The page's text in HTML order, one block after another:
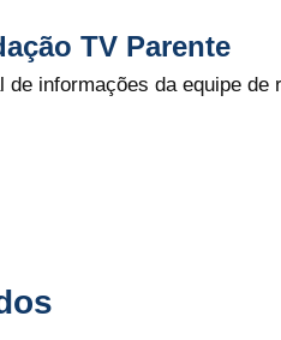
TV Parente
de informações da equipe de